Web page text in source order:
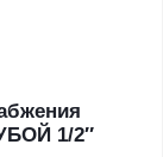
1/2″